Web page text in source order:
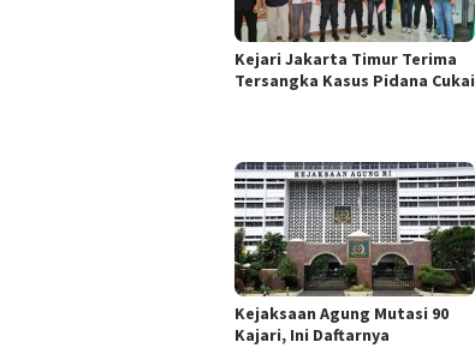
Kejari Jakarta Timur Terima
Tersangka Kasus Pidana Cukai
Kejaksaan Agung Mutasi 90
Kajari, Ini Daftarnya